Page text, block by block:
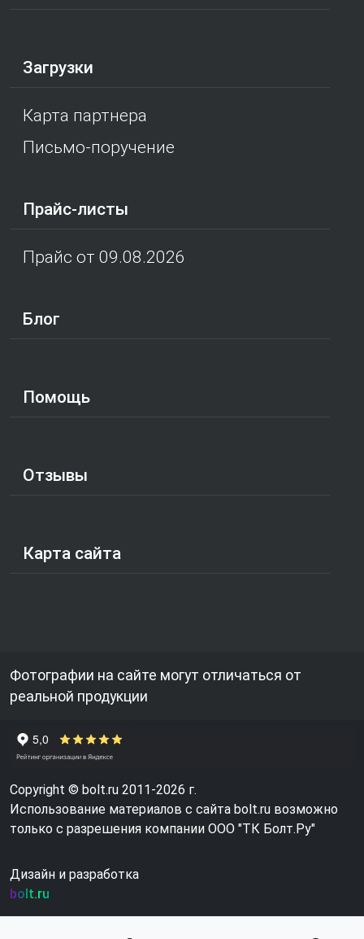
Загрузки
Карта партнера
Письмо-поручение
Прайс-листы
Прайс от 09.08.2026
Блог
Помощь
Отзывы
Карта сайта
Фотографии на сайте могут отличаться от
реальной продукции
Copyright © bolt.ru 2011-2026 г.
Использование материалов с сайта bolt.ru возможно
только с разрешения компании ООО "ТК Болт.Ру"
Дизайн и разработка
bolt.ru